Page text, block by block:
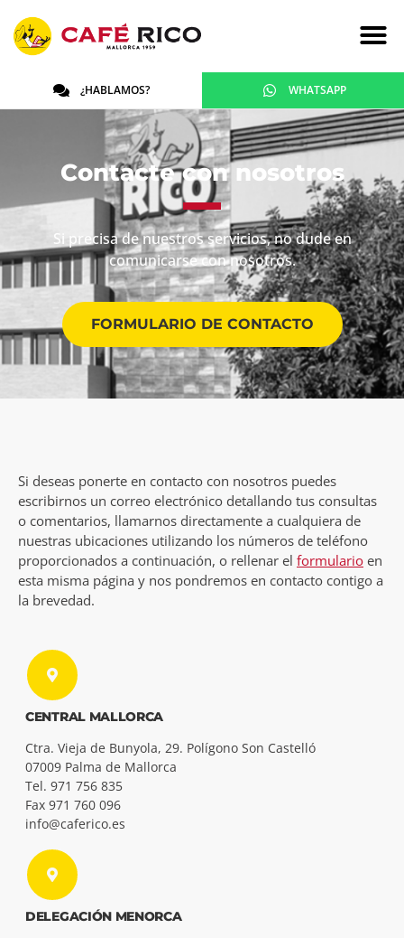
¿HABLAMOS? WHATSAPP
Contacte con nosotros
Si precisa de nuestros servicios, no dude en
comunicarse con nosotros.
FORMULARIO DE CONTACTO
Si deseas ponerte en contacto con nosotros puedes
escribirnos un correo electrónico detallando tus consultas
o comentarios, llamarnos directamente a cualquiera de
nuestras ubicaciones utilizando los números de teléfono
proporcionados a continuación, o rellenar el formulario en
esta misma página y nos pondremos en contacto contigo a
la brevedad.
CENTRAL MALLORCA
Ctra. Vieja de Bunyola, 29. Polígono Son Castelló
07009 Palma de Mallorca
Tel. 971 756 835
Fax 971 760 096
info@caferico.es
DELEGACIÓN MENORCA